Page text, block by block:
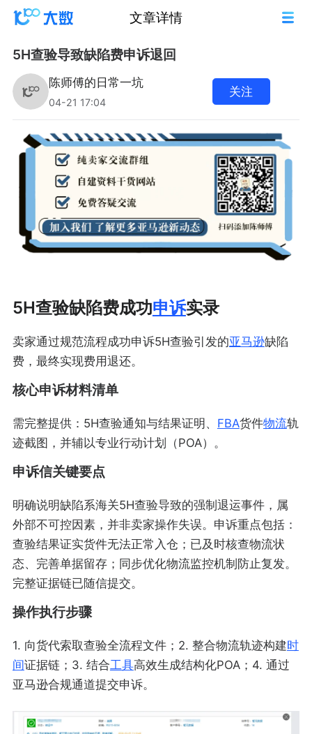
文章详情
5H查验导致缺陷费申诉退回
陈师傅的日常一坑
04-21 17:04
关注
5H查验缺陷费成功申诉实录
卖家通过规范流程成功申诉5H查验引发的亚马逊缺陷
费，最终实现费用退还。
核心申诉材料清单
需完整提供：5H查验通知与结果证明、 FBA货件物流轨
迹截图，并辅以专业行动计划（POA）。
申诉信关键要点
明确说明缺陷系海关5H查验导致的强制退运事件，属
外部不可控因素，并非卖家操作失误。申诉重点包括：
查验结果证实货件无法正常入仓；已及时核查物流状
态、完善单据留存；同步优化物流监控机制防止复发。
完整证据链已随信提交。
操作执行步骤
1. 向货代索取查验全流程文件；2. 整合物流轨迹构建时
间证据链；3. 结合工具高效生成结构化POA；4. 通过
亚马逊合规通道提交申诉。